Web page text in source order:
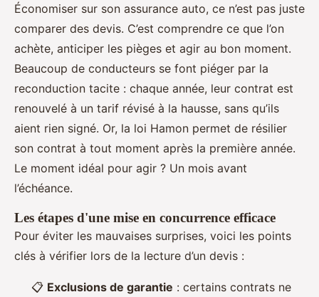
Économiser sur son assurance auto, ce n’est pas juste
comparer des devis. C’est comprendre ce que l’on
achète, anticiper les pièges et agir au bon moment.
Beaucoup de conducteurs se font piéger par la
reconduction tacite : chaque année, leur contrat est
renouvelé à un tarif révisé à la hausse, sans qu’ils
aient rien signé. Or, la loi Hamon permet de résilier
son contrat à tout moment après la première année.
Le moment idéal pour agir ? Un mois avant
l’échéance.
Les étapes d'une mise en concurrence efficace
Pour éviter les mauvaises surprises, voici les points
clés à vérifier lors de la lecture d’un devis :
📋 Exclusions de garantie : certains contrats ne